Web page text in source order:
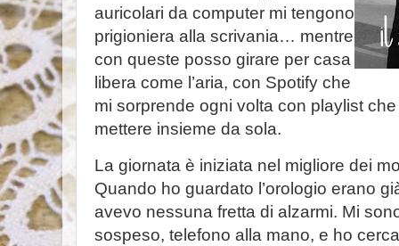
auricolari da computer mi tengono
prigioniera alla scrivania… mentre
con queste posso girare per casa
libera come l’aria, con Spotify che
mi sorprende ogni volta con playlist
mettere insieme da sola.
La giornata è iniziata nel migliore dei
Quando ho guardato l’orologio erano
avevo nessuna fretta di alzarmi. Mi
sospeso, telefono alla mano, e ho